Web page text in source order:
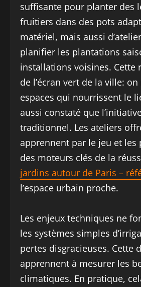
suffisante pour planter des
fruitiers dans des pots
matériel, mais aussi
planifier les plantations
installations voisines.
de l’écran vert de la ville:
espaces qui nourrissent le
aussi constaté que
traditionnel. Les ateliers
apprennent par le jeu et les
des moteurs clés de la
jardins autour de Paris –
l’espace urbain proche.
Les enjeux techniques ne
les systèmes simples
pertes disgracieuses. Cette
apprennent à mesurer les
climatiques. En pratique,